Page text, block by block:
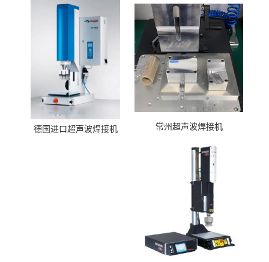
德国进口超声波焊接机 常州超声波焊接机